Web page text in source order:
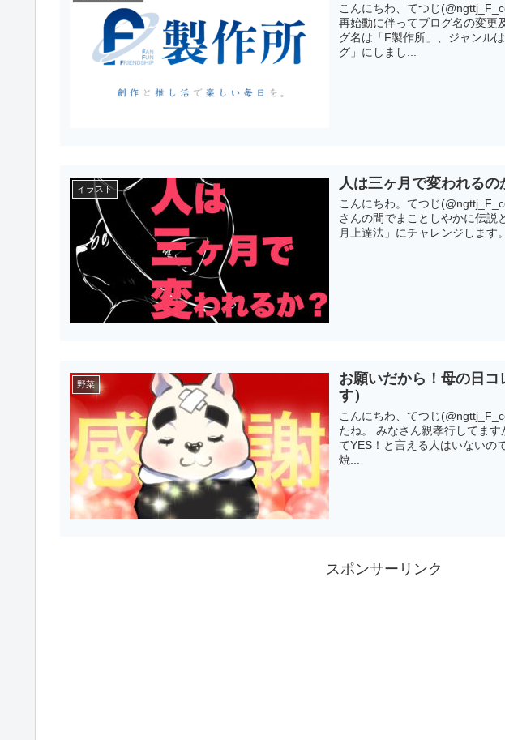
こんにちわ、てつじ
再始動に伴ってブログ名の変更
グ名は「F製作所」、ジャンル
グ」にしまし...
イラスト 人は三ヶ月で変われる
こんにちわ。てつじ
さんの間でまことしやかに伝説
月上達法」にチャレンジします
野菜
お願いだから！母の日
す）
こんにちわ、てつじ
たね。 みなさん親孝行してま
てYES！と言える人はいないの
焼...
スポンサーリンク